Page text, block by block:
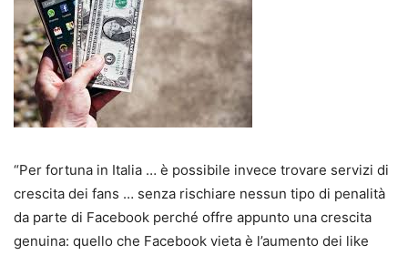
“Per fortuna in Italia … è possibile invece trovare servizi di
crescita dei fans … senza rischiare nessun tipo di penalità
da parte di Facebook perché offre appunto una crescita
genuina: quello che Facebook vieta è l’aumento dei like